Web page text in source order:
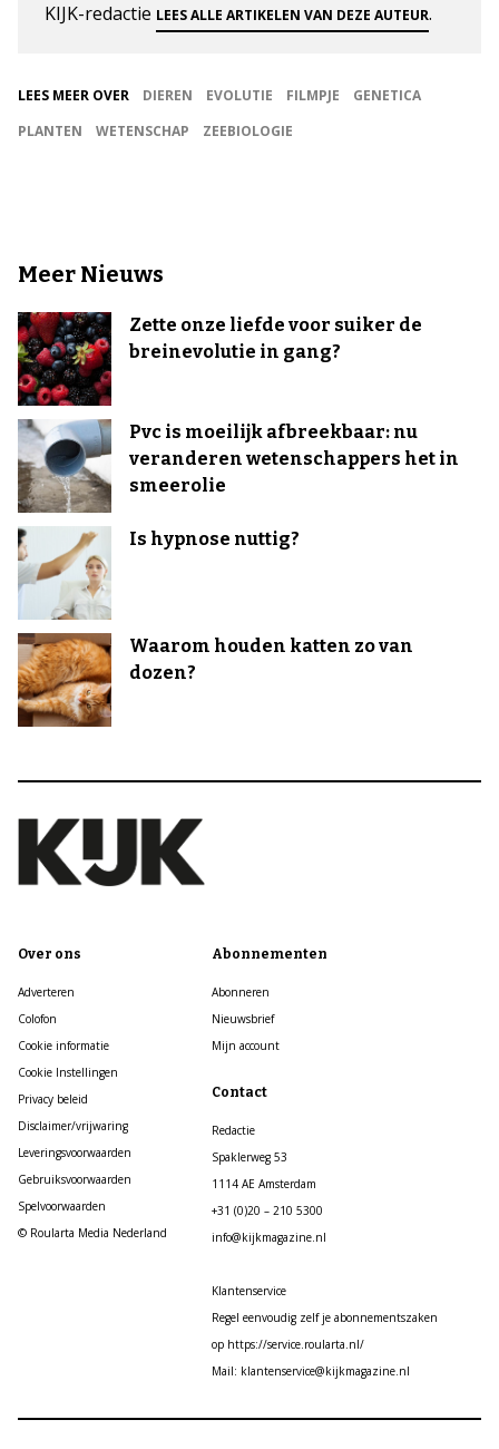
KIJK-redactie LEES ALLE ARTIKELEN VAN DEZE AUTEUR.
LEES MEER OVER DIEREN EVOLUTIE FILMPJE
GENETICA
PLANTEN
WETENSCHAP ZEEBIOLOGIE
Meer Nieuws
Zette onze liefde voor suiker de
breinevolutie in gang?
Pvc is moeilijk afbreekbaar: nu
veranderen wetenschappers het in
smeerolie
Is hypnose nuttig?
Waarom houden katten zo van
dozen?
Over ons
Adverteren
Colofon
Cookie informatie
Cookie Instellingen
Privacy beleid
Disclaimer/vrijwaring
Leveringsvoorwaarden
Gebruiksvoorwaarden
Spelvoorwaarden
© Roularta Media Nederland
Abonnementen
Abonneren
Nieuwsbrief
Mijn account
Contact
Redactie
Spaklerweg 53
1114 AE Amsterdam
+31 (0)20 – 210 5300
info@kijkmagazine.nl
Klantenservice
Regel eenvoudig zelf je abonnementszaken
op https://service.roularta.nl/
Mail: klantenservice@kijkmagazine.nl